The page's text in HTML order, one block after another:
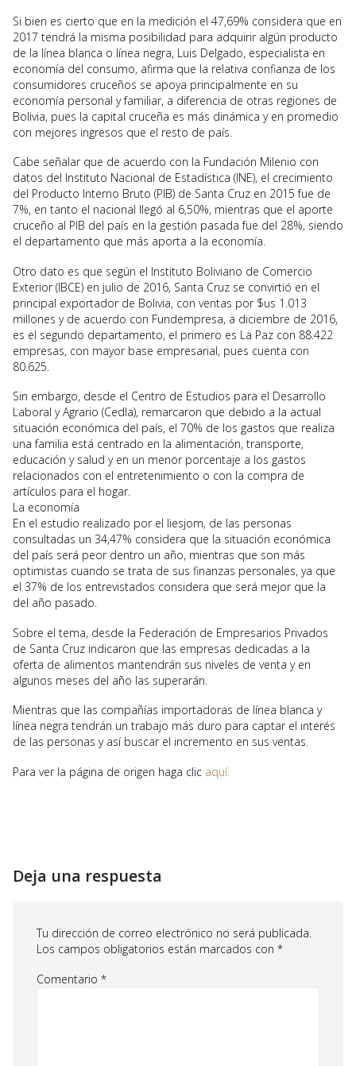
Si bien es cierto que en la medición el 47,69% considera que en
2017 tendrá la misma posibilidad para adquirir algún producto
de la línea blanca o línea negra, Luis Delgado, especialista en
economía del consumo, afirma que la relativa confianza de los
consumidores cruceños se apoya principalmente en su
economía personal y familiar, a diferencia de otras regiones de
Bolivia, pues la capital cruceña es más dinámica y en promedio
con mejores ingresos que el resto de país.
Cabe señalar que de acuerdo con la Fundación Milenio con
datos del Instituto Nacional de Estadística (INE), el crecimiento
del Producto Interno Bruto (PIB) de Santa Cruz en 2015 fue de
7%, en tanto el nacional llegó al 6,50%, mientras que el aporte
cruceño al PIB del país en la gestión pasada fue del 28%, siendo
el departamento que más aporta a la economía.
Otro dato es que según el Instituto Boliviano de Comercio
Exterior (IBCE) en julio de 2016, Santa Cruz se convirtió en el
principal exportador de Bolivia, con ventas por $us 1.013
millones y de acuerdo con Fundempresa, a diciembre de 2016,
es el segundo departamento, el primero es La Paz con 88.422
empresas, con mayor base empresarial, pues cuenta con
80.625.
Sin embargo, desde el Centro de Estudios para el Desarrollo
Laboral y Agrario (Cedla), remarcaron que debido a la actual
situación económica del país, el 70% de los gastos que realiza
una familia está centrado en la alimentación, transporte,
educación y salud y en un menor porcentaje a los gastos
relacionados con el entretenimiento o con la compra de
artículos para el hogar.
La economía
En el estudio realizado por el Iiesjom, de las personas
consultadas un 34,47% considera que la situación económica
del país será peor dentro un año, mientras que son más
optimistas cuando se trata de sus finanzas personales, ya que
el 37% de los entrevistados considera que será mejor que la
del año pasado.
Sobre el tema, desde la Federación de Empresarios Privados
de Santa Cruz indicaron que las empresas dedicadas a la
oferta de alimentos mantendrán sus niveles de venta y en
algunos meses del año las superarán.
Mientras que las compañías importadoras de línea blanca y
línea negra tendrán un trabajo más duro para captar el interés
de las personas y así buscar el incremento en sus ventas.
Para ver la página de origen haga clic aquí.
Deja una respuesta
Tu dirección de correo electrónico no será publicada.
Los campos obligatorios están marcados con *
Comentario *